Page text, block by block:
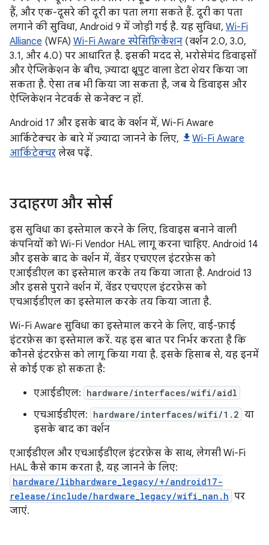
हैं, और एक-दूसरे की दूरी का पता लगा सकते हैं. दूरी का पता
लगाने की सुविधा, Android 9 में जोड़ी गई है. यह सुविधा, Wi-Fi
Alliance (WFA) Wi-Fi Aware स्पेसिफ़िकेशन (वर्शन 2.0, 3.0,
3.1, और 4.0) पर आधारित है. इसकी मदद से, भरोसेमंद डिवाइसों
और ऐप्लिकेशन के बीच, ज़्यादा थ्रूपुट वाला डेटा शेयर किया जा
सकता है. ऐसा तब भी किया जा सकता है, जब ये डिवाइस और
ऐप्लिकेशन नेटवर्क से कनेक्ट न हों.
Android 17 और इसके बाद के वर्शन में, Wi-Fi Aware
आर्किटेक्चर के बारे में ज़्यादा जानने के लिए,
Wi-Fi Aware
आर्किटेक्चर लेख पढ़ें.
उदाहरण और सोर्स
इस सुविधा का इस्तेमाल करने के लिए, डिवाइस बनाने वाली
कंपनियों को Wi-Fi Vendor HAL लागू करना चाहिए. Android 14
और इसके बाद के वर्शन में, वेंडर एचएएल इंटरफ़ेस को
एआईडीएल का इस्तेमाल करके तय किया जाता है. Android 13
और इससे पुराने वर्शन में, वेंडर एचएएल इंटरफ़ेस को
एचआईडीएल का इस्तेमाल करके तय किया जाता है.
Wi-Fi Aware सुविधा का इस्तेमाल करने के लिए, वाई-फ़ाई
इंटरफ़ेस का इस्तेमाल करें. यह इस बात पर निर्भर करता है कि
कौनसे इंटरफ़ेस को लागू किया गया है. इसके हिसाब से, यह इनमें
से कोई एक हो सकता है:
एआईडीएल: hardware/interfaces/wifi/aidl
एचआईडीएल: hardware/interfaces/wifi/1.2 या
इसके बाद का वर्शन
एआईडीएल और एचआईडीएल इंटरफ़ेस के साथ, लेगसी Wi-Fi
HAL कैसे काम करता है, यह जानने के लिए:
hardware/libhardware_legacy/+/android17-
release/include/hardware_legacy/wifi_nan.h पर
जाएं.